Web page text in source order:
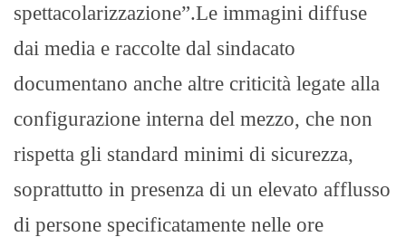
spettacolarizzazione”.Le immagini diffuse
dai media e raccolte dal sindacato
documentano anche altre criticità legate alla
configurazione interna del mezzo, che non
rispetta gli standard minimi di sicurezza,
soprattutto in presenza di un elevato afflusso
di persone specificatamente nelle ore